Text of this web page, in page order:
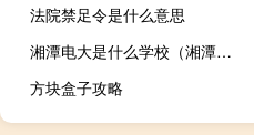
法院禁足令是什么意思
湘潭电大是什么学校（湘潭电大）
方块盒子攻略